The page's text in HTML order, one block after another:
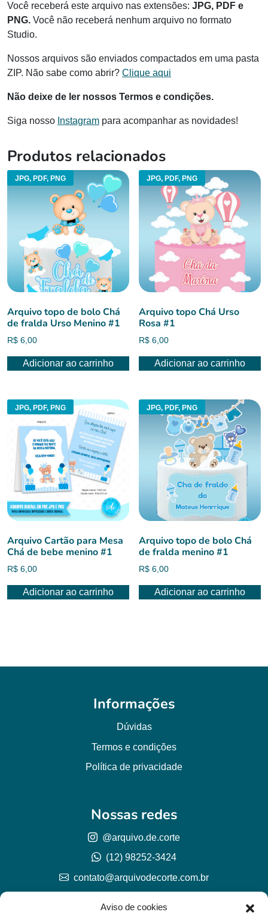
Aviso de cookies
Você receberá este arquivo nas extensões: JPG, PDF e
PNG. Você não receberá nenhum arquivo no formato
Studio.
Nossos arquivos são enviados compactados em uma pasta
ZIP. Não sabe como abrir? Clique aqui
Não deixe de ler nossos Termos e condições.
Siga nosso Instagram para acompanhar as novidades!
Produtos relacionados
JPG, PDF, PNG
Arquivo topo de bolo Chá
de fralda Urso Menino #1
R$ 6,00
Adicionar ao carrinho
JPG, PDF, PNG
Arquivo topo Chá Urso
Rosa #1
R$ 6,00
Adicionar ao carrinho
JPG, PDF, PNG
Arquivo Cartão para Mesa
Chá de bebe menino #1
R$ 6,00
Adicionar ao carrinho
JPG, PDF, PNG
Arquivo topo de bolo Chá
de fralda menino #1
R$ 6,00
Adicionar ao carrinho
Informações
Dúvidas
Termos e condições
Política de privacidade
Nossas redes
@arquivo.de.corte
(12) 98252-3424
contato@arquivodecorte.com.br